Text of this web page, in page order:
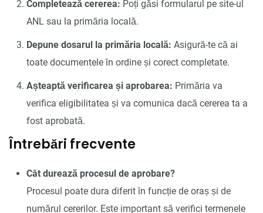
Completează cererea: Poți găsi formularul pe site-ul
ANL sau la primăria locală.
Depune dosarul la primăria locală: Asigură-te că ai
toate documentele în ordine și corect completate.
Așteaptă verificarea și aprobarea: Primăria va
verifica eligibilitatea și va comunica dacă cererea ta a
fost aprobată.
Întrebări frecvente
Cât durează procesul de aprobare?
Procesul poate dura diferit în funcție de oraș și de
numărul cererilor. Este important să verifici termenele